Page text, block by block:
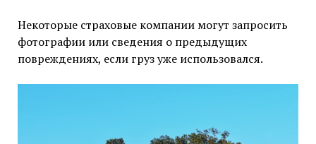
Некоторые страховые компании могут запросить
фотографии или сведения о предыдущих
повреждениях, если груз уже использовался.